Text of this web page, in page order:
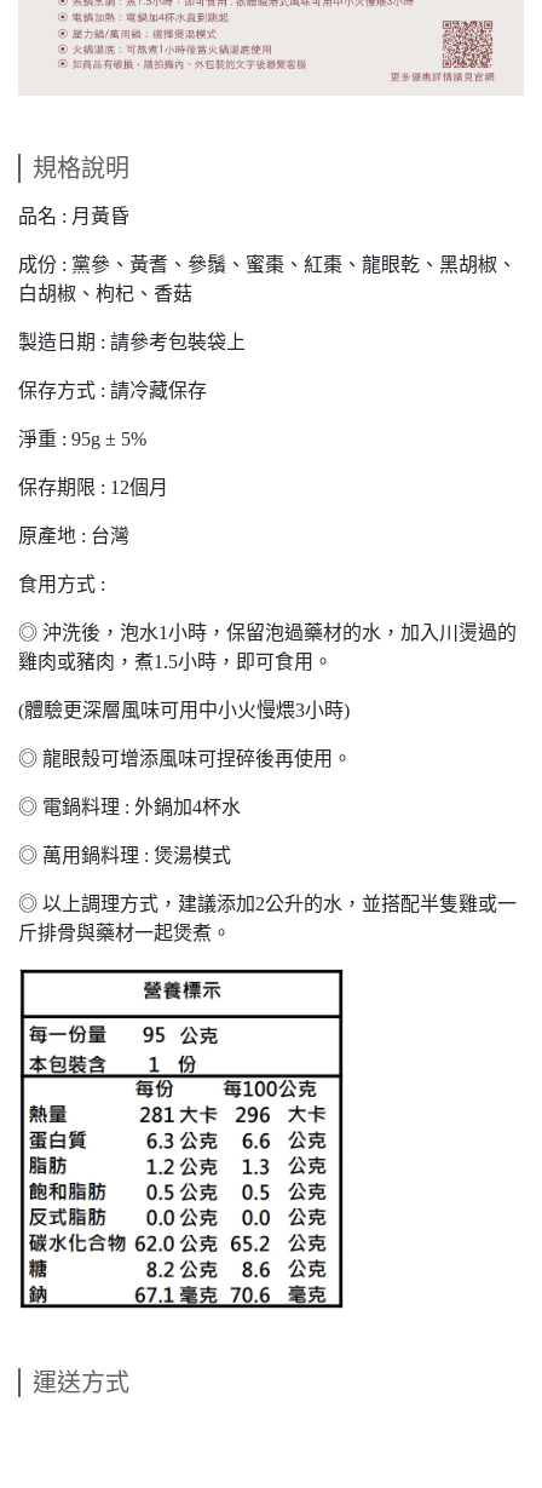
規格說明
品名 : 月黃昏
成份 : 黨參、黃耆、參鬚、蜜棗、紅棗、龍眼乾、黑胡椒、
白胡椒、枸杞、香菇
製造日期 : 請參考包裝袋上
保存方式 : 請冷藏保存
淨重 : 95g ± 5%
保存期限 : 12個月
原產地 : 台灣
食用方式 :
◎ 沖洗後，泡水1小時，保留泡過藥材的水，加入川燙過的
雞肉或豬肉，煮1.5小時，即可食用。
(體驗更深層風味可用中小火慢煨3小時)
◎ 龍眼殼可增添風味可捏碎後再使用。
◎ 電鍋料理 : 外鍋加4杯水
◎ 萬用鍋料理 : 煲湯模式
◎ 以上調理方式，建議添加2公升的水，並搭配半隻雞或一
斤排骨與藥材一起煲煮。
運送方式